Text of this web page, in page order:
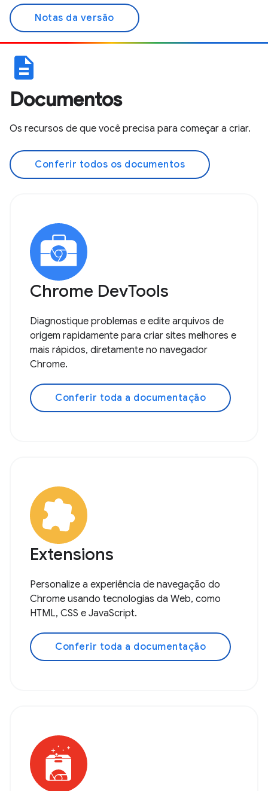
Notas da versão
description
Documentos
Os recursos de que você precisa para começar a criar.
Conferir todos os documentos
Chrome DevTools
Diagnostique problemas e edite arquivos de
origem rapidamente para criar sites melhores e
mais rápidos, diretamente no navegador
Chrome.
Conferir toda a documentação
Extensions
Personalize a experiência de navegação do
Chrome usando tecnologias da Web, como
HTML, CSS e JavaScript.
Conferir toda a documentação